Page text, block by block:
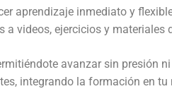
aprendizaje inmediato y
a videos, ejercicios y
avanzar sin presión
integrando la formación en